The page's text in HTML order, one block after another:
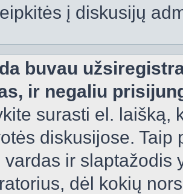
į diskusijų
buvau
ir negaliu
surasti el. laišką,
diskusijose.
vardas ir slaptažodis
dėl kokių